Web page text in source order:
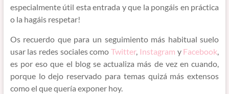
especialmente útil esta entrada y que la pongáis en práctica
o la hagáis respetar!
Os recuerdo que para un seguimiento más habitual suelo
usar las redes sociales comoTwitter, Instagram y Facebook,
es por eso que el blog se actualiza más de vez en cuando,
porque lo dejo reservado para temas quizá más extensos
como el que quería exponer hoy.